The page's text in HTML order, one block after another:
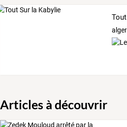
Articles à découvrir